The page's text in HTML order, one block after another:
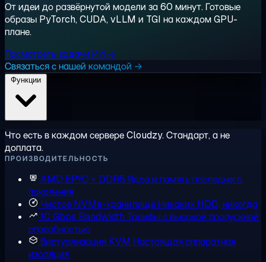
От идеи до развёрнутой модели за 60 минут. Готовые
образы PyTorch, CUDA, vLLM и TGI на каждом GPU-
плане.
Посмотреть задачи ИИ →
Связаться с нашей командой →
Что есть в каждом сервере Cloudzy. Стандарт, а не
доплата.
ПРОИЗВОДИТЕЛЬНОСТЬ
AMD EPYC + DDR5 Ядра и память последнего
поколения
Чистое NVMe-хранилищеНикаких HDD, никогда
10 Gbps Bandwidth Тарифы с высокой пропускной
способностью
Виртуализация KVM Настоящая аппаратная
изоляция